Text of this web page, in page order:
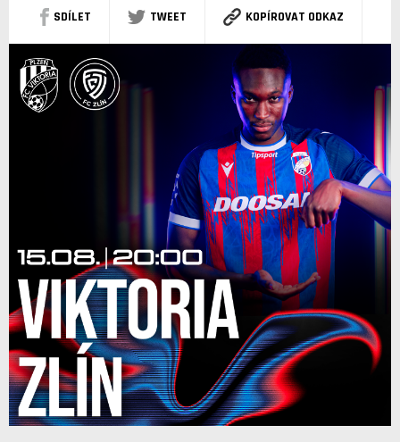
SDÍLET TWEET KOPÍROVAT ODKAZ